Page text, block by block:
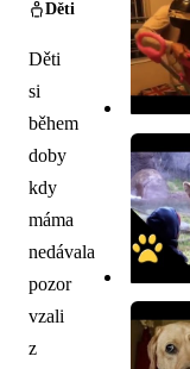
Děti
Děti
si
během
doby
kdy
máma
nedávala
pozor
vzali
z